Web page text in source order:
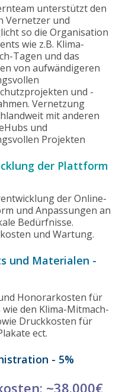
unterstützt den
Vernetzer und
so die Organisation
wie z.B. Klima-
Tagen und das
von aufwändigeren
und -
Vernetzung
mit anderen
und
Projekten
der Plattform
der Online-
und Anpassungen an
Bedürfnisse.
und Wartung.
und Materialen -
Honorarkosten für
wie den Klima-Mitmach-
Druckkosten für
ect.
- 5%
~38.000€